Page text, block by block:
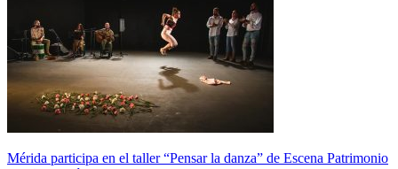
Mérida participa en el taller “Pensar la danza” de Escena Patrimonio